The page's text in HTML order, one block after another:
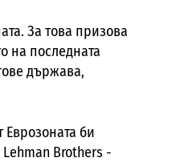
За това призова
на последната
държава,
Еврозоната би
Brothers -